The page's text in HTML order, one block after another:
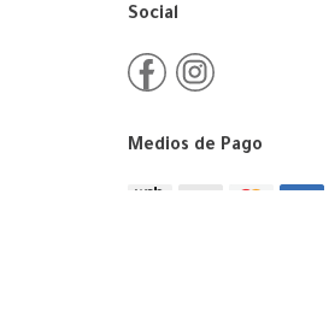
Social
Medios de Pago